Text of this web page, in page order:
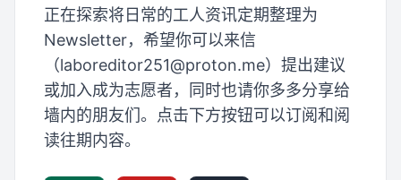
正在探索将日常的工人资讯定期整理为
Newsletter，希望你可以来信
（laboreditor251@proton.me）提出建议
或加入成为志愿者，同时也请你多多分享给
墙内的朋友们。点击下方按钮可以订阅和阅
读往期内容。